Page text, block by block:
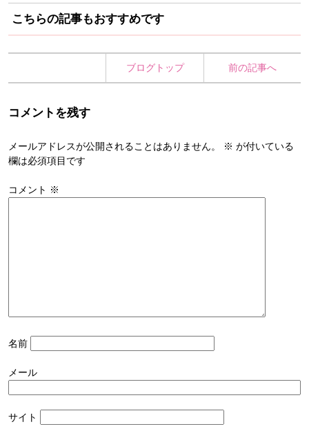
こちらの記事もおすすめです
ブログトップ 前の記事へ
コメントを残す
メールアドレスが公開されることはありません。 ※ が付いている
欄は必須項目です
コメント ※
名前
メール
サイト